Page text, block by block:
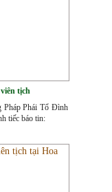
tịch
Pháp Phái Tổ Đình
tiếc báo tin: